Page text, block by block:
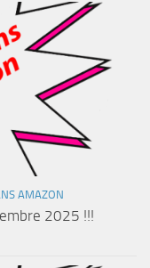
AMAZON
2025 !!!